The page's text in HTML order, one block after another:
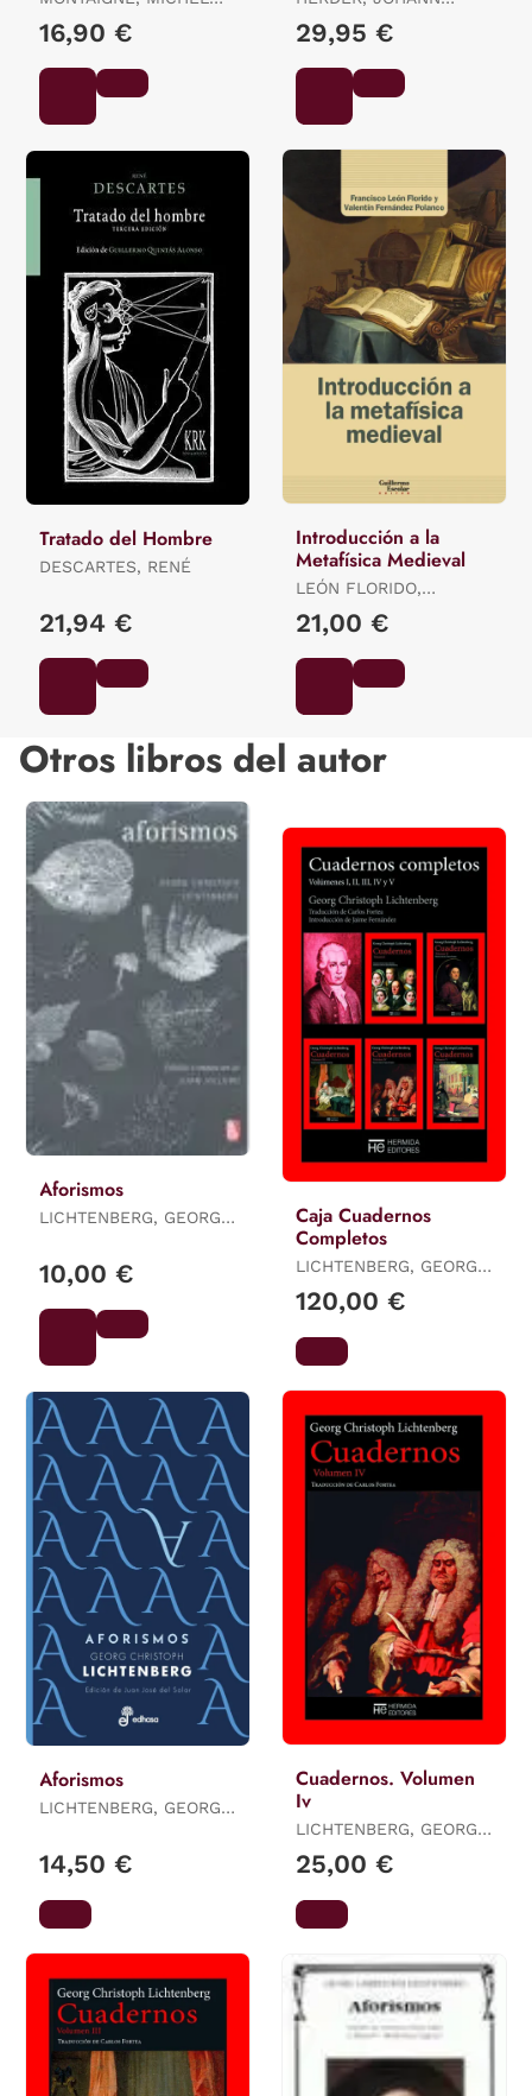
16,90 € 29,95 €
Tratado del Hombre
DESCARTES, RENÉ
21,94 €
Introducción a la
Metafísica Medieval
LEÓN FLORIDO,
FERNÁNDEZ POLANCO,
21,00 €
Otros libros del autor
Aforismos
LICHTENBERG, GEORG
10,00 €
Caja Cuadernos
Completos
LICHTENBERG, GEORG
CHRISTOPH
120,00 €
Aforismos
LICHTENBERG, GEORG
14,50 €
Cuadernos. Volumen
Iv
LICHTENBERG, GEORG
CHRISTOPH
25,00 €